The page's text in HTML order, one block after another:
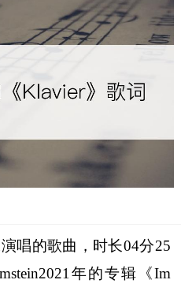
演唱的歌曲，时长04分25
年的专辑《Im